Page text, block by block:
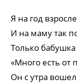
Я на год
И на маму так
Только бабушка
«Много есть от
Он с утра вошел